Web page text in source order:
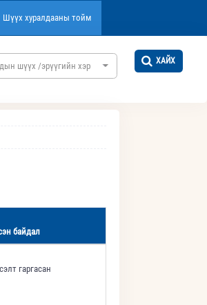
Шүүх хуралдааны тойм
шүүх /эрүүгийн хэргийн/
ХАЙХ
байдал
гаргасан